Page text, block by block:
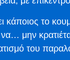
κάποιος το
μην
του